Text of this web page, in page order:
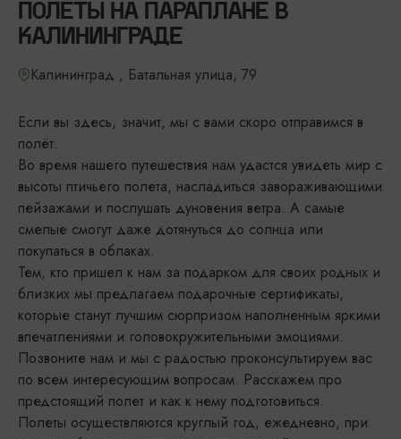
ПОЛЕТЫ НА ПАРАПЛАНЕ В
КАЛИНИНГРАДЕ
Калининград , Батальная улица, 79
Если вы здесь, значит, мы с вами скоро отправимся в
полёт.
Во время нашего путешествия нам удастся увидеть мир с
высоты птичьего полета, насладиться завораживающими
пейзажами и послушать дуновения ветра. А самые
смелые смогут даже дотянуться до солнца или
покупаться в облаках.
Тем, кто пришел к нам за подарком для своих родных и
близких мы предлагаем подарочные сертификаты,
которые станут лучшим сюрпризом наполненным яркими
впечатлениями и головокружительными эмоциями.
Позвоните нам и мы с радостью проконсультируем вас
по всем интересующим вопросам. Расскажем про
предстоящий полет и как к нему подготовиться.
Полеты осуществляются круглый год, ежедневно, при